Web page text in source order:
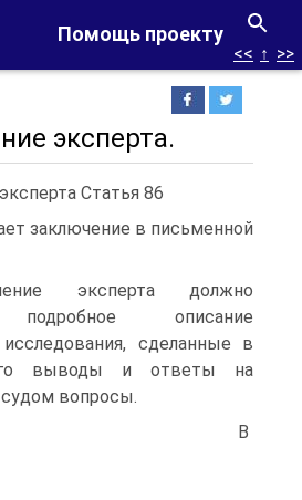
Помощь проекту
<< ↑ >>
эксперта.
Статья 86
заключение в письменной
эксперта должно
подробное описание
сделанные в
выводы и ответы на
вопросы.
В